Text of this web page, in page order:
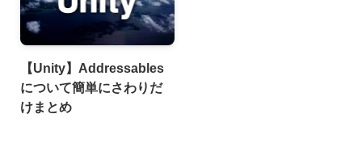
【Unity】Addressables
について簡単にさわりだ
けまとめ